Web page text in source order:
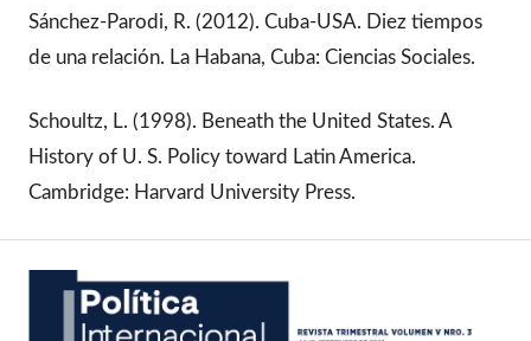
Sánchez-Parodi, R. (2012). Cuba-USA. Diez tiempos
de una relación. La Habana, Cuba: Ciencias Sociales.
Schoultz, L. (1998). Beneath the United States. A
History of U. S. Policy toward Latin America.
Cambridge: Harvard University Press.